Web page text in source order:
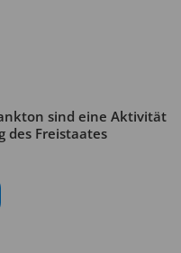
sind eine Aktivität
des Freistaates